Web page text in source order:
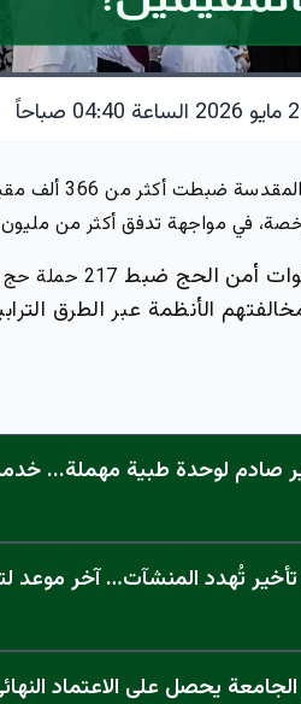
صباحاً
ضبطت أكثر من 366 ألف مقيم
في مواجهة تدفق أكثر من
أمن الحج ضبط 217 حملة حج وهمية
الأنظمة عبر الطرق
صادم لوحدة طبية مهملة...
تُهدد المنشآت… آخر موعد